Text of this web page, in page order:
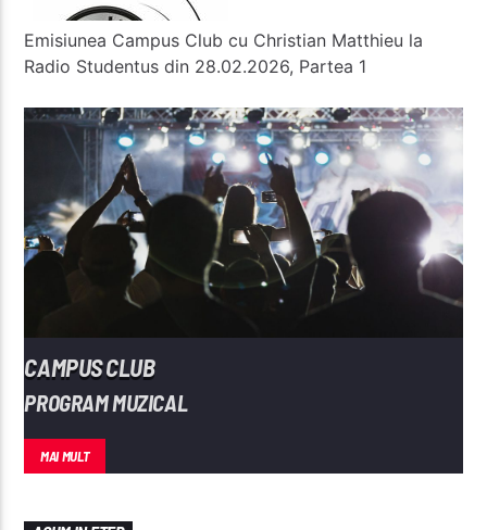
Emisiunea Campus Club cu Christian Matthieu la
Radio Studentus din 28.02.2026, Partea 1
CAMPUS CLUB
PROGRAM MUZICAL
MAI MULT